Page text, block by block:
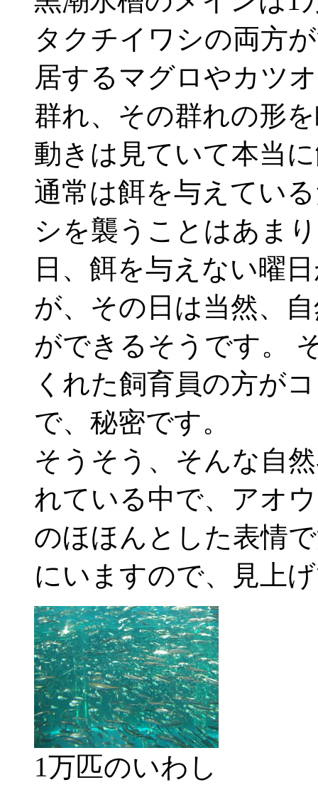
タクチイワシの両方
居するマグロやカツ
群れ、その群れの形
動きは見ていて本当
通常は餌を与えてい
シを襲うことはあま
日、餌を与えない曜
が、その日は当然、
ができるそうです。
くれた飼育員の方が
で、秘密です。
そうそう、そんな自
れている中で、アオ
のほほんとした表情
にいますので、見上
1万匹のいわし